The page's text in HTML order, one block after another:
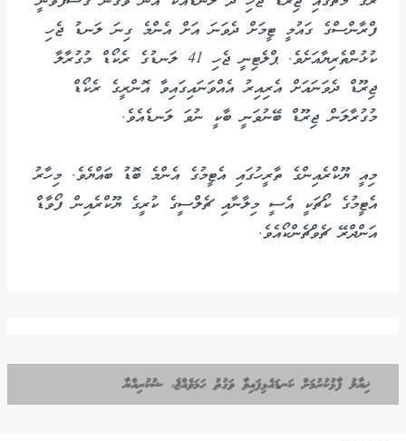
ފްރާންސްގެ ގައުމީ ޓީމަށް ދެވަނަ އަށް އެންމެ ގިނަ ލަނޑު ޖެހި
ކުޅުންތެރިޔާއަށެވެ. ޕްލެޓިނީ ޖެހި 41 ލަނޑުގެ ރެކޯޑް މުގުރާލާ
ޖިރޫޑް ދެވަނައަށް އެރިއިރު އެއްވަނައިގައިވާ އޮންރީގެ ރެކޯޑް
މުގުރާލަން ޖިރޫޑް ބޭނުވަނީ ބާކީ ނުވަ ލަނޑެއެވެ.
މިއީ ޔޫކްރެއިންގެ ތާރީހުގައި އެޓީމުގެ އެންމެ ބޮޑު ބައްޔެވެ. މިހާރު
އެޓީމުގެ ކޯޗަކީ އެސީ މިލާނާއި ޗެލްސީގެ ކުރީގެ ޔޫކްރެއިން ފޯވާޑް
އަންދްރޭ ޗެވްޗެންކޯއެވެ.
ޚިޔާލު ފާޅުކުރުމަށް ކަނޑައެޅިފައިވާ ވަގުތު ހަމަވެއްޖެ، ޝުކުރިއްޔާ